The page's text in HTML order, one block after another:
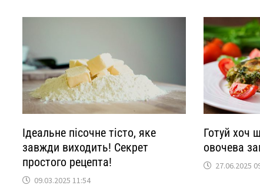
Ідеальне пісочне тісто, яке
завжди виходить! Секрет
простого рецепта!
09.03.2025 11:54
Готуй хоч
овочева
27.06.2025